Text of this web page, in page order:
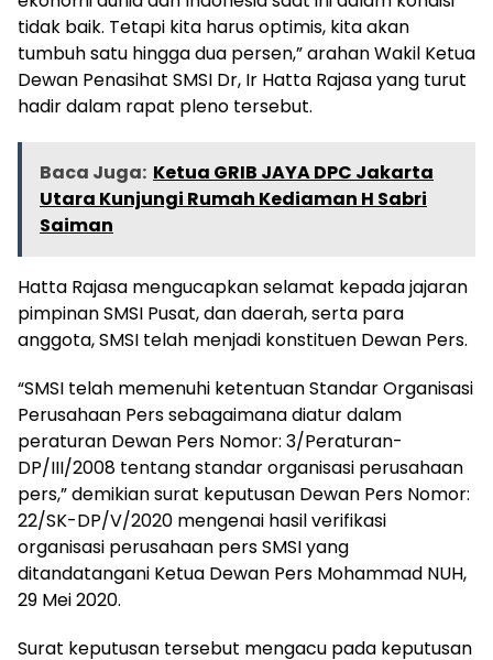
tidak baik. Tetapi kita harus optimis, kita akan
tumbuh satu hingga dua persen,” arahan Wakil Ketua
Dewan Penasihat SMSI Dr, Ir Hatta Rajasa yang turut
hadir dalam rapat pleno tersebut.
Baca Juga: Ketua GRIB JAYA DPC Jakarta
Utara Kunjungi Rumah Kediaman H Sabri
Saiman
Hatta Rajasa mengucapkan selamat kepada jajaran
pimpinan SMSI Pusat, dan daerah, serta para
anggota, SMSI telah menjadi konstituen Dewan Pers.
“SMSI telah memenuhi ketentuan Standar Organisasi
Perusahaan Pers sebagaimana diatur dalam
peraturan Dewan Pers Nomor: 3/Peraturan-
DP/III/2008 tentang standar organisasi perusahaan
pers,” demikian surat keputusan Dewan Pers Nomor:
22/SK-DP/V/2020 mengenai hasil verifikasi
organisasi perusahaan pers SMSI yang
ditandatangani Ketua Dewan Pers Mohammad NUH,
29 Mei 2020.
Surat keputusan tersebut mengacu pada keputusan